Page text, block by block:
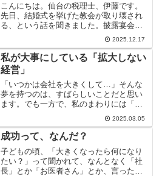
こんにちは。仙台の税理士、伊藤です。
先日、結婚式を挙げた教会が取り壊され
る、という話を聞きました。披露宴会場
は残るそうですが、挙式そのものは別の
形に移行するとのこと。修繕費や固定
費、ブライダル業界全体の流れを考える
と、規模縮小はやむを得ない...
2025.12.17
私が大事にしている「拡大しない
経営」
「いつかは会社を大きくして…」そんな
夢を持つのは、すばらしいことだと思い
ます。でも一方で、私のまわりには「拡
大しない」と決めて、むしろその中で上
手にやっている方もたくさんいます。今
日は、そんな“拡大しない経営”の話です。
拡大しない、という戦...
2025.03.05
成功って、なんだ？
子どもの頃、「大きくなったら何になり
たい？」って聞かれて、なんとなく「社
長」とか「お医者さん」とか、言った覚